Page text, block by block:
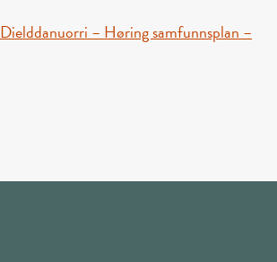
Dielddanuorri – Høring samfunnsplan –